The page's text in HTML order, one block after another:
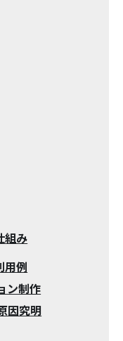
組み
用例
ン制作
因究明